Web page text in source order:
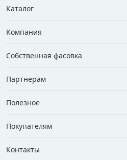
Кронштейны и крюки
Нержавеющий крепеж
Перфорированный крепеж
Каталог
Компания
Собственная фасовка
Партнерам
Полезное
Покупателям
Контакты